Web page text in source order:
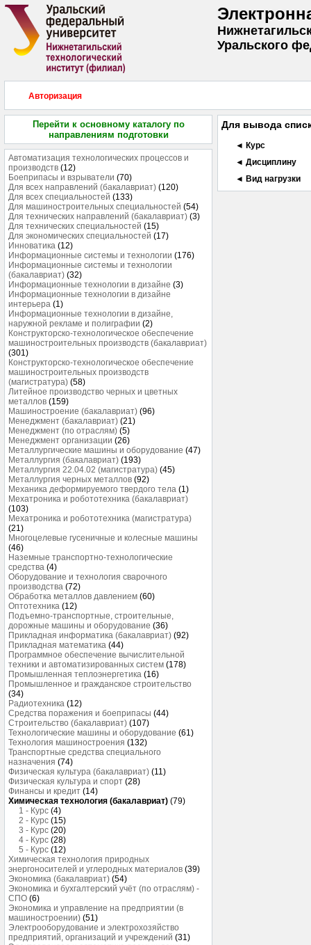
Уральского
Авторизация
Перейти к основному каталогу по
направлениям подготовки
Автоматизация технологических процессов и
производств (12)
Боеприпасы и взрыватели (70)
Для всех направлений (бакалавриат) (120)
Для всех специальностей (133)
Для машиностроительных специальностей (54)
Для технических направлений (бакалавриат) (3)
Для технических специальностей (15)
Для экономических специальностей (17)
Инноватика (12)
Информационные системы и технологии (176)
Информационные системы и технологии
(бакалавриат) (32)
Информационные технологии в дизайне (3)
Информационные технологии в дизайне
интерьера (1)
Информационные технологии в дизайне,
наружной рекламе и полиграфии (2)
Конструкторско-технологическое обеспечение
машиностроительных производств (бакалавриат)
(301)
Конструкторско-технологическое обеспечение
машиностроительных производств
(магистратура) (58)
Литейное производство черных и цветных
металлов (159)
Машиностроение (бакалавриат) (96)
Менеджмент (бакалавриат) (21)
Менеджмент (по отраслям) (5)
Менеджмент организации (26)
Металлургические машины и оборудование (47)
Металлургия (бакалавриат) (193)
Металлургия 22.04.02 (магистратура) (45)
Металлургия черных металлов (92)
Механика деформируемого твердого тела (1)
Мехатроника и робототехника (бакалавриат)
(103)
Мехатроника и робототехника (магистратура)
(21)
Многоцелевые гусеничные и колесные машины
(46)
Наземные транспортно-технологические
средства (4)
Оборудование и технология сварочного
производства (72)
Обработка металлов давлением (60)
Оптотехника (12)
Подъемно-транспортные, строительные,
дорожные машины и оборудование (36)
Прикладная информатика (бакалавриат) (92)
Прикладная математика (44)
Программное обеспечение вычислительной
техники и автоматизированных систем (178)
Промышленная теплоэнергетика (16)
Промышленное и гражданское строительство
(34)
Радиотехника (12)
Средства поражения и боеприпасы (44)
Строительство (бакалавриат) (107)
Технологические машины и оборудование (61)
Технология машиностроения (132)
Транспортные средства специального
назначения (74)
Физическая культура (бакалавриат) (11)
Физическая культура и спорт (28)
Финансы и кредит (14)
Химическая технология (бакалавриат) (79)
1 - Курс (4)
2 - Курс (15)
3 - Курс (20)
4 - Курс (28)
5 - Курс (12)
Химическая технология природных
энергоносителей и углеродных материалов (39)
Экономика (бакалавриат) (54)
Экономика и бухгалтерский учёт (по отраслям) -
СПО (6)
Экономика и управление на предприятии (в
машиностроении) (51)
Электрооборудование и электрохозяйство
предприятий, организаций и учреждений (31)
Для вывода
◄ Курс
◄ Дисциплину
◄ Вид нагрузки